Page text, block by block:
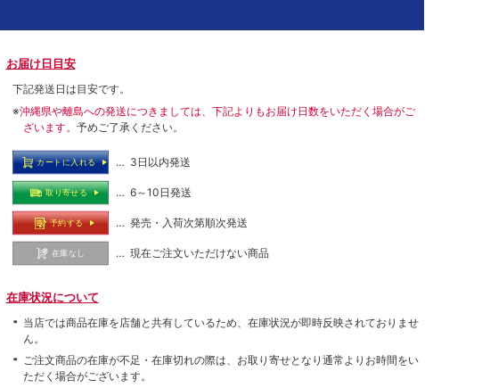
お届け日目安
下記発送日は目安です。
※沖縄県や離島への発送につきましては、下記よりもお届け日数をいただく場合がご
ざいます。 予めご了承ください。
カートに入れる … 3日以内発送
取り寄せる … 6～10日発送
予約する … 発売・入荷次第順次発送
在庫なし … 現在ご注文いただけない商品
在庫状況について
当店では商品在庫を店舗と共有しているため、在庫状況が即時反映されておりませ
ん。
ご注文商品の在庫が不足・在庫切れの際は、お取り寄せとなり通常よりお時間をい
ただく場合がございます。